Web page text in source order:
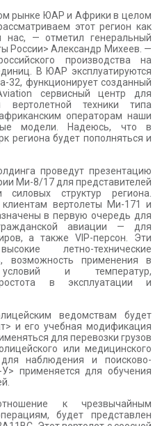
рынке ЮАР и Африки в целом
этот регион как
— отметил генеральный
России> Александр Михеев. —
производства на
В ЮАР эксплуатируются
32, функционирует созданный
сервисный центр для
вертолетной техники типа
операторам наши
модели. Надеюсь, что в
региона будет пополняться и
проведут презентацию
Ми-8/17 для представителей
структур региона.
вертолеты Ми-171 и
в первую очередь для
авиации — для
а также VIP-персон. Эти
летно-технические
возможность применения в
и температур,
в эксплуатации и
ведомствам будет
и его учебная модификация
для перевозки грузов
или медицинского
для наблюдения и поисково-
применяется для обучения
к чрезвычайным
будет представлен